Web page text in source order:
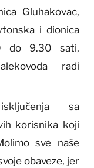
Gluhakovac,
i dionica
do 9.30 sati,
radi
sa
korisnika koji
sve naše
obaveze, jer